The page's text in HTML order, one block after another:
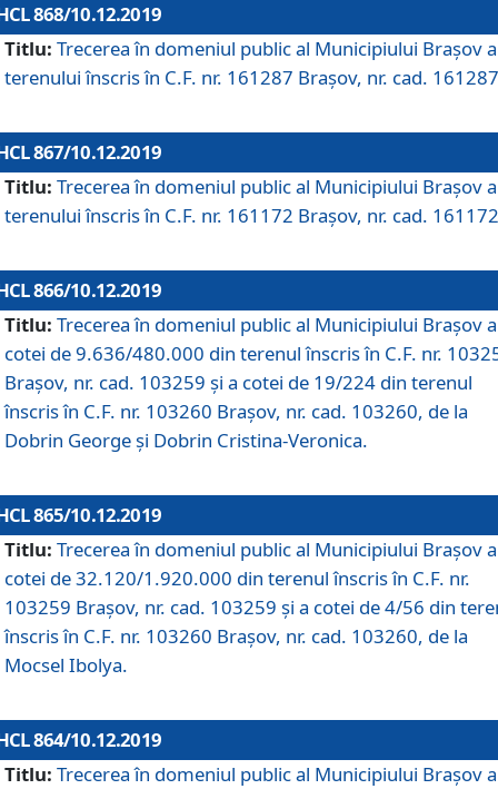
868/10.12.2019
Titlu: Trecerea în domeniul public al Municipiului Braşov a
terenului înscris în C.F. nr. 161287 Brașov, nr. cad.
867/10.12.2019
Titlu: Trecerea în domeniul public al Municipiului Braşov a
terenului înscris în C.F. nr. 161172 Brașov, nr. cad.
866/10.12.2019
Titlu: Trecerea în domeniul public al Municipiului Braşov a
cotei de 9.636/480.000 din terenul înscris în C.F. nr.
Brașov, nr. cad. 103259 și a cotei de 19/224 din terenul
înscris în C.F. nr. 103260 Brașov, nr. cad. 103260, de la
Dobrin George și Dobrin Cristina-Veronica.
865/10.12.2019
Titlu: Trecerea în domeniul public al Municipiului Braşov a
cotei de 32.120/1.920.000 din terenul înscris în C.F. nr.
103259 Brașov, nr. cad. 103259 și a cotei de 4/56 din
înscris în C.F. nr. 103260 Brașov, nr. cad. 103260, de la
Mocsel Ibolya.
864/10.12.2019
Titlu: Trecerea în domeniul public al Municipiului Braşov a